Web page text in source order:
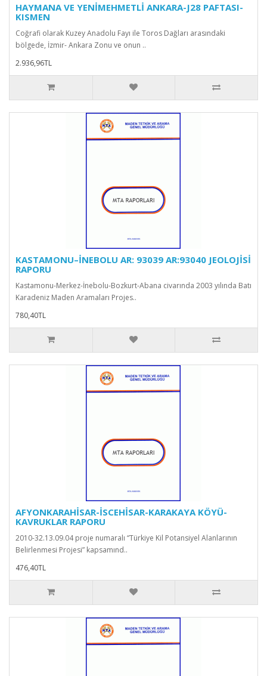
HAYMANA VE YENİMEHMETLİ ANKARA-J28 PAFTASI-
KISMEN
Coğrafi olarak Kuzey Anadolu Fayı ile Toros Dağları arasındaki
bölgede, İzmir- Ankara Zonu ve onun ..
2.936,96TL
KASTAMONU–İNEBOLU AR: 93039 AR:93040 JEOLOJİSİ
RAPORU
Kastamonu-Merkez-İnebolu-Bozkurt-Abana civarında 2003 yılında Batı
Karadeniz Maden Aramaları Projes..
780,40TL
AFYONKARAHİSAR-İSCEHİSAR-KARAKAYA KÖYÜ-
KAVRUKLAR RAPORU
2010-32.13.09.04 proje numaralı “Türkiye Kil Potansiyel Alanlarının
Belirlenmesi Projesi” kapsamınd..
476,40TL